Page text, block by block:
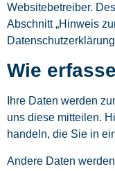
Websitebetreiber.
Abschnitt „Hinweis
Wie
Ihre Daten werden
uns diese mitteilen.
handeln, die Sie in
Andere Daten